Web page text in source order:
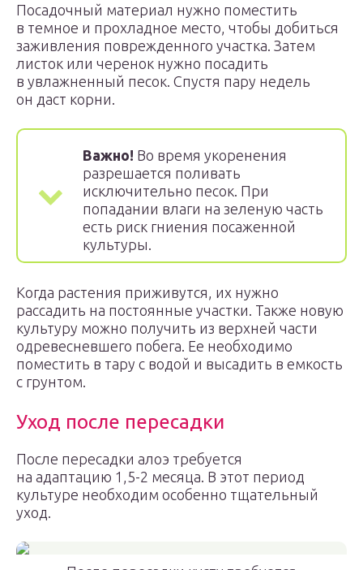
Посадочный материал нужно поместить
в темное и прохладное место, чтобы добиться
заживления поврежденного участка. Затем
листок или черенок нужно посадить
в увлажненный песок. Спустя пару недель
он даст корни.
Важно! Во время укоренения
разрешается поливать
исключительно песок. При
попадании влаги на зеленую часть
есть риск гниения посаженной
культуры.
Когда растения приживутся, их нужно
рассадить на постоянные участки. Также новую
культуру можно получить из верхней части
одревесневшего побега. Ее необходимо
поместить в тару с водой и высадить в емкость
с грунтом.
Уход после пересадки
После пересадки алоэ требуется
на адаптацию 1,5-2 месяца. В этот период
культуре необходим особенно тщательный
уход.